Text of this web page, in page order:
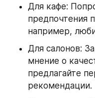
Для кафе:
предпочтения
например,
Для салонов:
мнение о
предлагайте
рекомендации.